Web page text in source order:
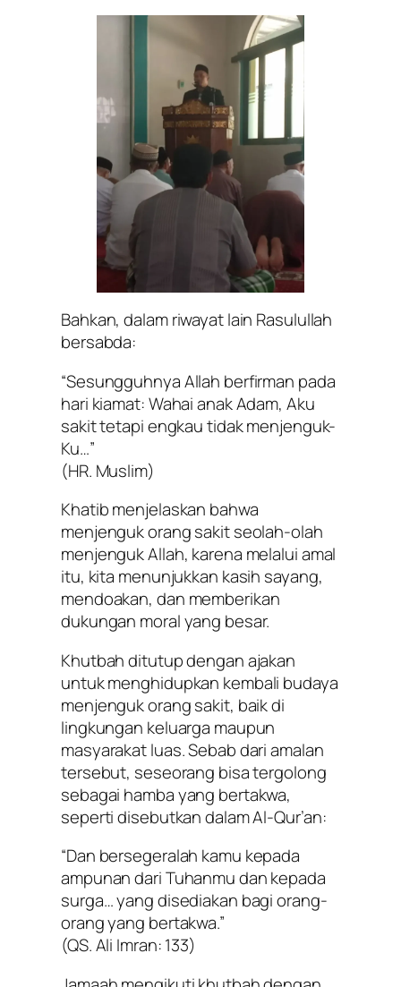
Bahkan, dalam riwayat lain Rasulullah
bersabda:
“Sesungguhnya Allah berfirman pada
hari kiamat: Wahai anak Adam, Aku
sakit tetapi engkau tidak menjenguk-
Ku…”
(HR. Muslim)
Khatib menjelaskan bahwa
menjenguk orang sakit seolah-olah
menjenguk Allah, karena melalui amal
itu, kita menunjukkan kasih sayang,
mendoakan, dan memberikan
dukungan moral yang besar.
Khutbah ditutup dengan ajakan
untuk menghidupkan kembali budaya
menjenguk orang sakit, baik di
lingkungan keluarga maupun
masyarakat luas. Sebab dari amalan
tersebut, seseorang bisa tergolong
sebagai hamba yang bertakwa,
seperti disebutkan dalam Al-Qur’an:
“Dan bersegeralah kamu kepada
ampunan dari Tuhanmu dan kepada
surga… yang disediakan bagi orang-
orang yang bertakwa.”
(QS. Ali Imran: 133)